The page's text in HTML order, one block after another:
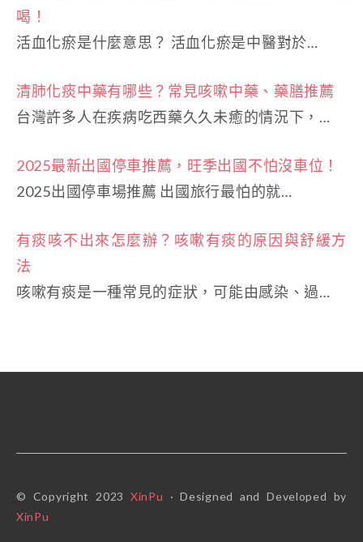
喝！
活血化瘀是什麼意思？ 活血化瘀是中醫對於…
清肺化痰中藥有哪些？常見咳嗽中藥、藥膳推薦
台灣許多人在疾病吃西藥久久未癒的情況下，…
2025最新出國停車推薦，旺季出國不怕沒車位！
2025出國停車場推薦 出國旅行最怕的就…
有痰咳不出來怎麼辦？咳嗽有痰的原因與舒緩方
法
咳嗽有痰是一種常見的症狀，可能由感染、過…
© Copyright 2023XinPu · Designed and Developed by
XinPu